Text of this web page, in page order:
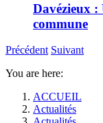
Davézieux :
commune
Précédent Suivant
You are here:
ACCUEIL
Actualités